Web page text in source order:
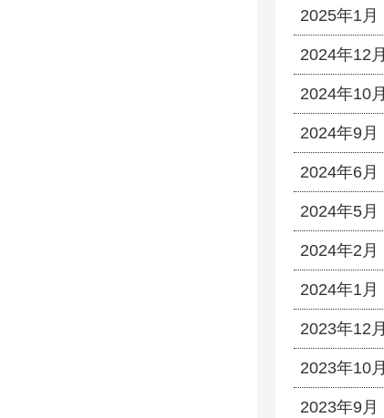
2025年1月
2024年12月
2024年10月
2024年9月
2024年6月
2024年5月
2024年2月
2024年1月
2023年12月
2023年10月
2023年9月